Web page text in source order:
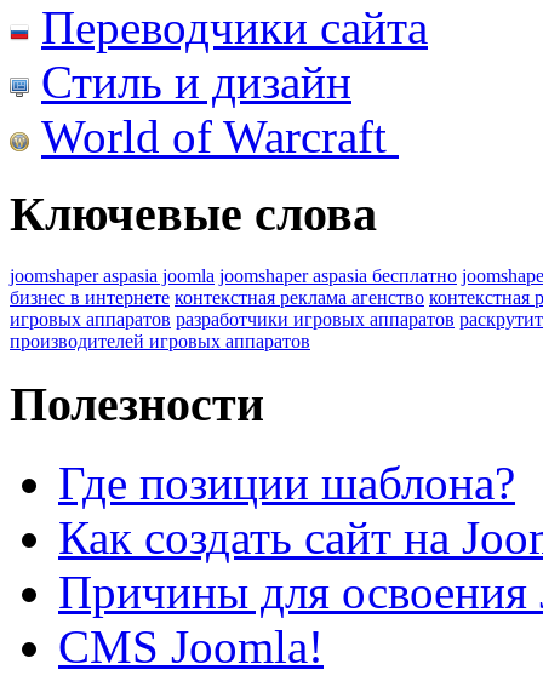
Переводчики сайта
Стиль и дизайн
World of Warcraft
Ключевые слова
joomshaper aspasia joomla joomshaper aspasia бесплатно
бизнес в интернете контекстная реклама агенство контекстная
игровых аппаратов разработчики игровых аппаратов
производителей игровых аппаратов
Полезности
Где позиции шаблона?
Как создать сайт на
Причины для освоения
CMS Joomla!